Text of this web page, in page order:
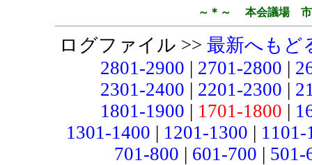
～＊～ 本会議場 市
ログファイル >> 最新へもど
2801-2900 | 2701-2800 |
2301-2400 | 2201-2300 |
1801-1900 | 1701-1800 |
1301-1400 | 1201-1300 |
701-800 | 601-700 |